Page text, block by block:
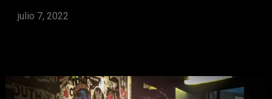
julio 7, 2022